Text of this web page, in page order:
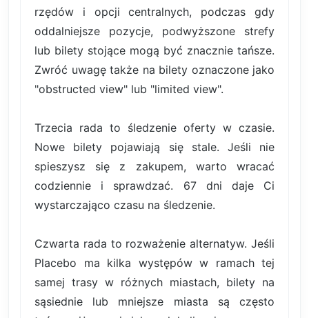
rzędów i opcji centralnych, podczas gdy
oddalniejsze pozycje, podwyższone strefy
lub bilety stojące mogą być znacznie tańsze.
Zwróć uwagę także na bilety oznaczone jako
"obstructed view" lub "limited view".
Trzecia rada to śledzenie oferty w czasie.
Nowe bilety pojawiają się stale. Jeśli nie
spieszysz się z zakupem, warto wracać
codziennie i sprawdzać. 67 dni daje Ci
wystarczająco czasu na śledzenie.
Czwarta rada to rozważenie alternatyw. Jeśli
Placebo ma kilka występów w ramach tej
samej trasy w różnych miastach, bilety na
sąsiednie lub mniejsze miasta są często